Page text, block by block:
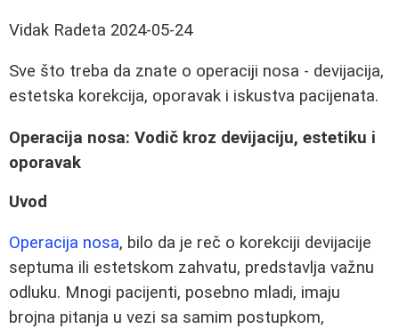
Vidak Radeta 2024-05-24
Sve što treba da znate o operaciji nosa - devijacija,
estetska korekcija, oporavak i iskustva pacijenata.
Operacija nosa: Vodič kroz devijaciju, estetiku i
oporavak
Uvod
Operacija nosa, bilo da je reč o korekciji devijacije
septuma ili estetskom zahvatu, predstavlja važnu
odluku. Mnogi pacijenti, posebno mladi, imaju
brojna pitanja u vezi sa samim postupkom,